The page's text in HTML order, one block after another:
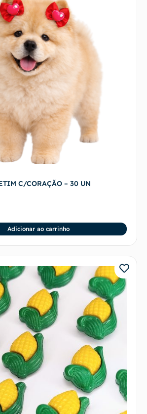
C/CORAÇÃO – 30 UN
Adicionar ao carrinho